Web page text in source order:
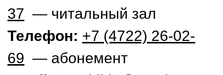
37 — читальный зал
Телефон: +7 (4722) 26-02-
69 — абонемент